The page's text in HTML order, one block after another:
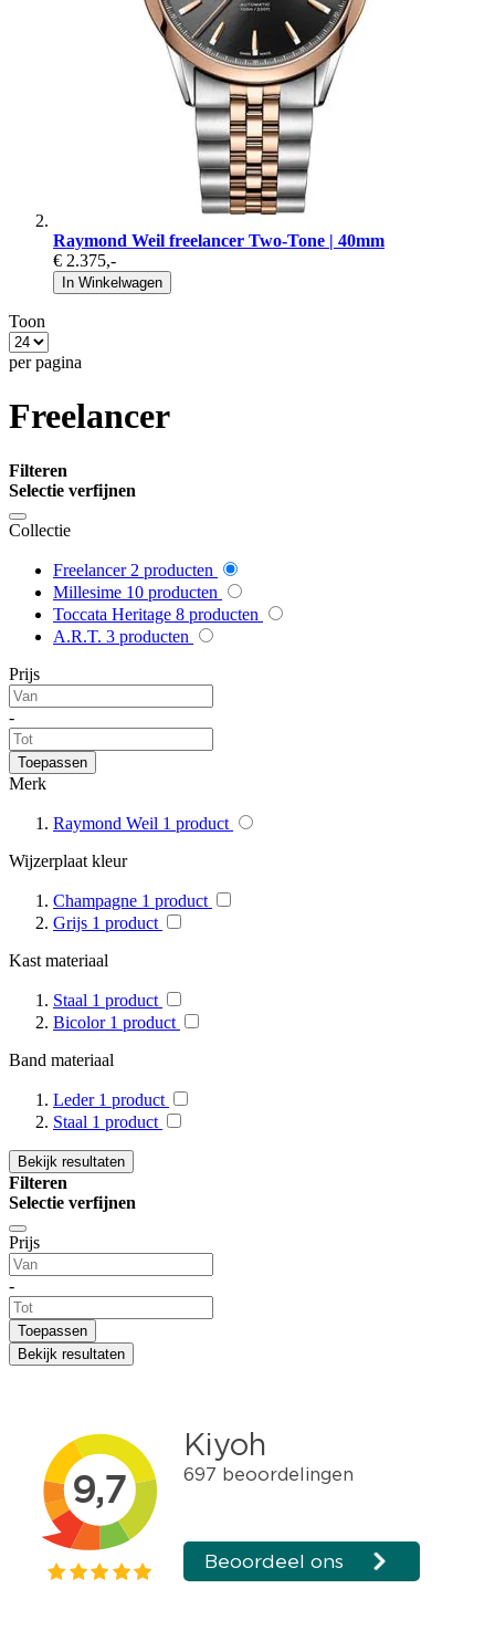
Raymond Weil freelancer Two-Tone | 40mm
€ 2.375,-
In Winkelwagen
Toon
per pagina
Freelancer
Filteren
Selectie verfijnen
Collectie
Freelancer 2 producten
Millesime 10 producten
Toccata Heritage 8 producten
A.R.T. 3 producten
Prijs
-
Toepassen
Merk
Raymond Weil 1 product
Wijzerplaat kleur
Champagne 1 product
Grijs 1 product
Kast materiaal
Staal 1 product
Bicolor 1 product
Band materiaal
Leder 1 product
Staal 1 product
Bekijk resultaten
Filteren
Selectie verfijnen
Prijs
-
Toepassen
Bekijk resultaten